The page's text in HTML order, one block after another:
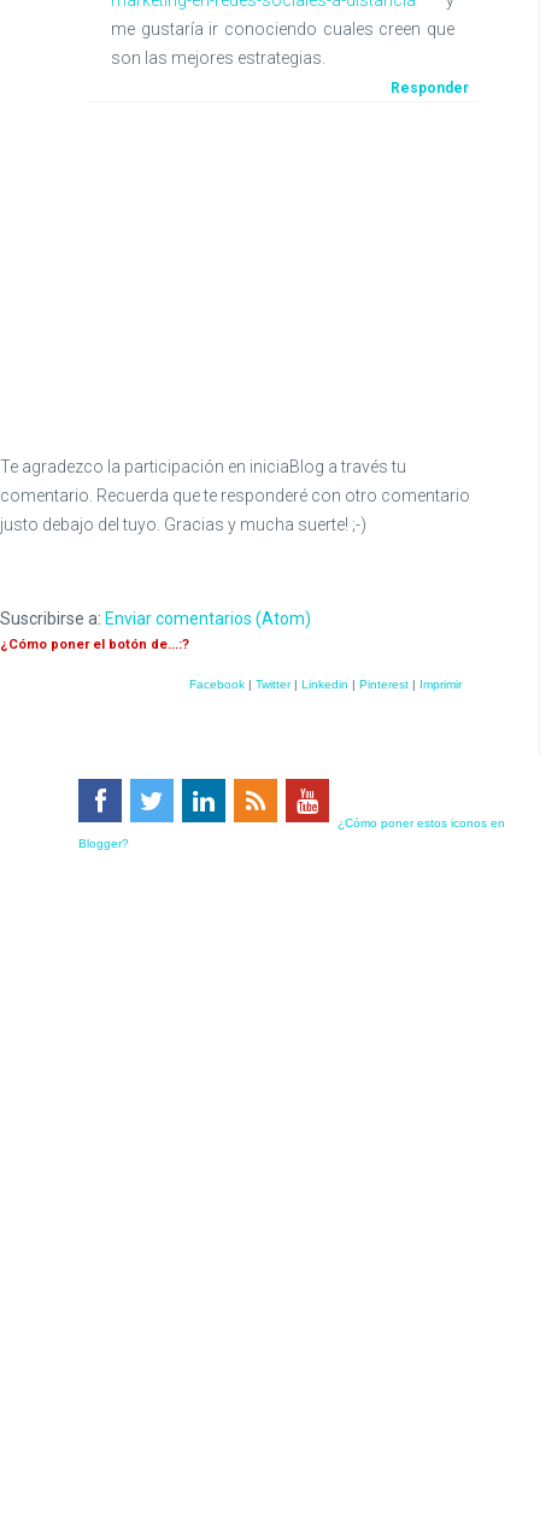
me gustaría ir conociendo cuales creen que
son las mejores estrategias.
Responder
Te agradezco la participación en iniciaBlog a través tu
comentario. Recuerda que te responderé con otro comentario
justo debajo del tuyo. Gracias y mucha suerte! ;-)
Suscribirse a: Enviar comentarios (Atom)
¿Cómo poner el botón de...:?
Facebook Twitter Linkedin Pinterest Imprimir
¿Cómo poner estos iconos en
Blogger?